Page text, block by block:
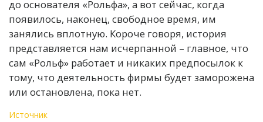
до основателя «Рольфа», а вот сейчас, когда
появилось, наконец, свободное время, им
занялись вплотную. Короче говоря, история
представляется нам исчерпанной – главное, что
сам «Рольф» работает и никаких предпосылок к
тому, что деятельность фирмы будет заморожена
или остановлена, пока нет.
Источник